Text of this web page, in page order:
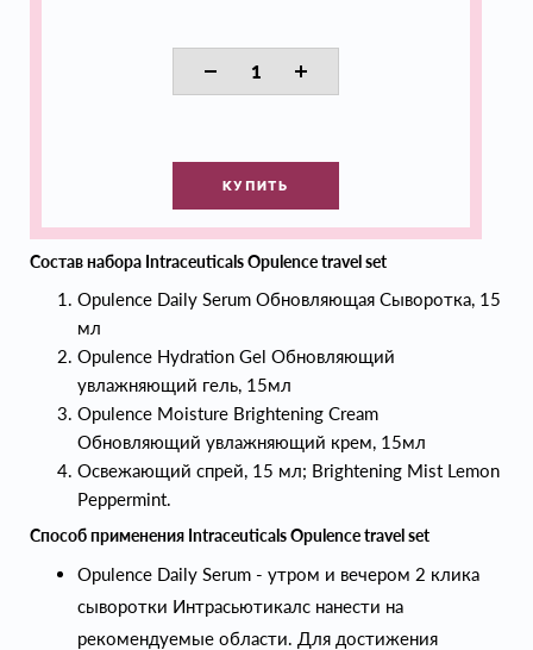
КУПИТЬ
Состав набора Intraceuticals Opulence travel set
Opulence Daily Serum Обновляющая Сыворотка, 15
мл
Opulence Hydration Gel Обновляющий
увлажняющий гель, 15мл
Opulence Moisture Brightening Cream
Обновляющий увлажняющий крем, 15мл
Освежающий спрей, 15 мл; Brightening Mist Lemon
Peppermint.
Способ применения Intraceuticals Opulence travel set
Opulence Daily Serum - утром и вечером 2 клика
сыворотки Интрасьютикалс нанести на
рекомендуемые области. Для достижения